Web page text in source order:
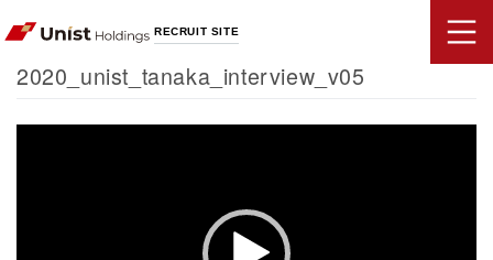
RECRUIT SITE
2020_unist_tanaka_interview_v05